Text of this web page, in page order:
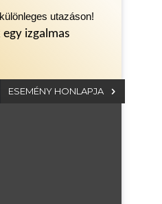
utazáson!
izgalmas
ESEMÉNY HONLAPJA